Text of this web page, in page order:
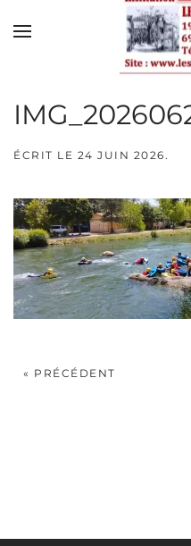
Skip to main content
ÉCRIT LE 24 JUIN 2026.
« PRÉCÉDENT